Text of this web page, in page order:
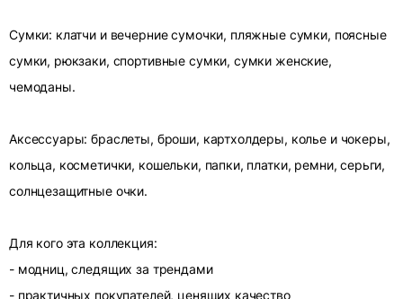
Сумки: клатчи и вечерние сумочки, пляжные сумки, поясные
сумки, рюкзаки, спортивные сумки, сумки женские,
чемоданы.
Аксессуары: браслеты, броши, картхолдеры, колье и чокеры,
кольца, косметички, кошельки, папки, платки, ремни, серьги,
солнцезащитные очки.
Для кого эта коллекция:
- модниц, следящих за трендами
- практичных покупателей, ценящих качество